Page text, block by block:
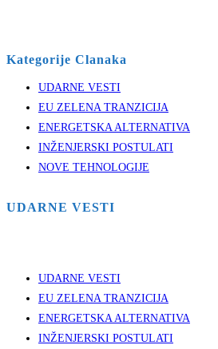
Kategorije Clanaka
UDARNE VESTI
EU ZELENA TRANZICIJA
ENERGETSKA ALTERNATIVA
INŽENJERSKI POSTULATI
NOVE TEHNOLOGIJE
UDARNE VESTI
UDARNE VESTI
EU ZELENA TRANZICIJA
ENERGETSKA ALTERNATIVA
INŽENJERSKI POSTULATI